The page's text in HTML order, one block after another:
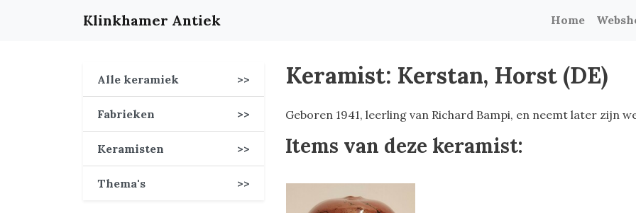
Klinkhamer Antiek Home
Alle keramiek >>
Fabrieken >>
Keramisten >>
Thema's >>
Keramist: Kerstan, Horst (DE)
Geboren 1941, leerling van Richard Bampi, en neemt later zijn
Items van deze keramist: